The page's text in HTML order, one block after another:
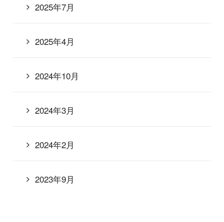
2025年7月
2025年4月
2024年10月
2024年3月
2024年2月
2023年9月